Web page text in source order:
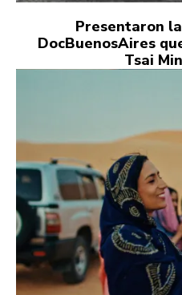
Presentaron
DocBuenosAires
Tsai